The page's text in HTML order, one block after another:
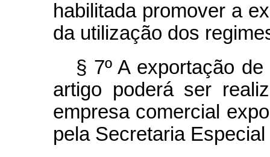
habilitada promover a
da utilização dos
§ 7º A exportação
artigo poderá ser
empresa comercial
pela Secretaria